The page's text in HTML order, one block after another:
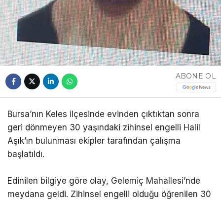
ABONE OL
Bursa’nın Keles ilçesinde evinden çıktıktan sonra
geri dönmeyen 30 yaşındaki zihinsel engelli Halil
Aşık’ın bulunması ekipler tarafından çalışma
başlatıldı.
Edinilen bilgiye göre olay, Gelemiç Mahallesi’nde
meydana geldi. Zihinsel engelli olduğu öğrenilen 30